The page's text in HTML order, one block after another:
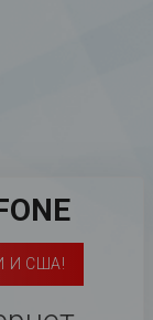
И США!